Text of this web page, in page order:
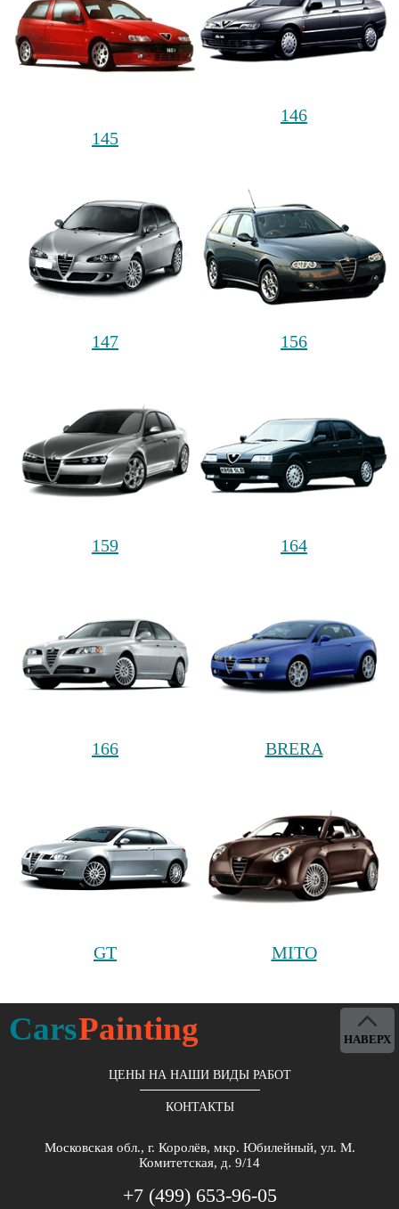
145
146
147 156
159 164
166 BRERA
GT MITO
CarsPainting
ЦЕНЫ НА НАШИ ВИДЫ РАБОТ
КОНТАКТЫ
Московская обл., г. Королёв, мкр. Юбилейный, ул. М.
Комитетская, д. 9/14
+7 (499) 653-96-05
НАВЕРХ